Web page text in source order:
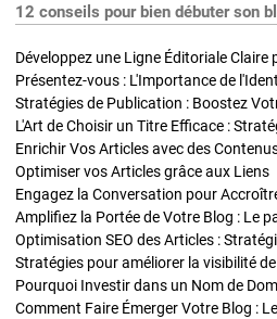
12 conseils pour bien débuter son
Développez une Ligne Éditoriale Claire
Présentez-vous : L'Importance de
L'Art de Choisir un Titre Efficace :
Optimiser vos Articles grâce aux Liens
Engagez la Conversation pour
Amplifiez la Portée de Votre Blog : Le